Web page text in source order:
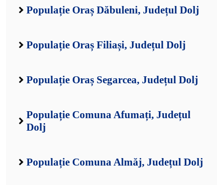
Populație Oraș Dăbuleni, Județul Dolj
Populație Oraș Filiași, Județul Dolj
Populație Oraș Segarcea, Județul Dolj
Populație Comuna Afumați, Județul
Dolj
Populație Comuna Almăj, Județul Dolj